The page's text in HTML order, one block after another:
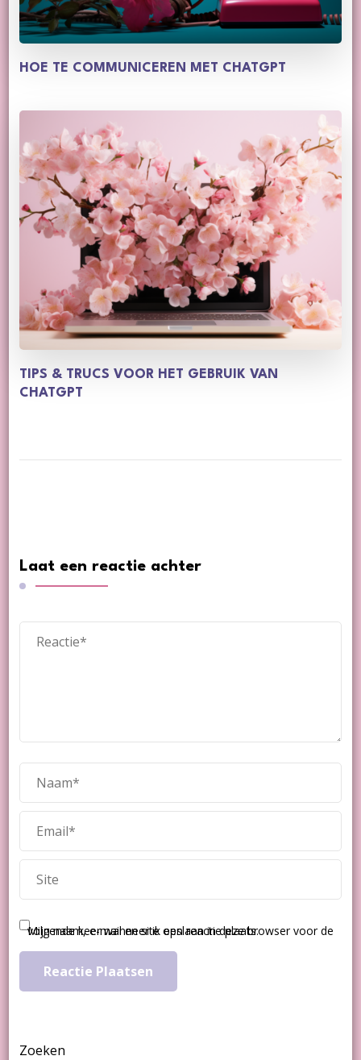
HOE TE COMMUNICEREN MET CHATGPT
TIPS & TRUCS VOOR HET GEBRUIK VAN
CHATGPT
Laat een reactie achter
Mijn naam, e-mail en site opslaan in deze browser voor de volgende keer wanneer ik een reactie plaats.
Zoeken